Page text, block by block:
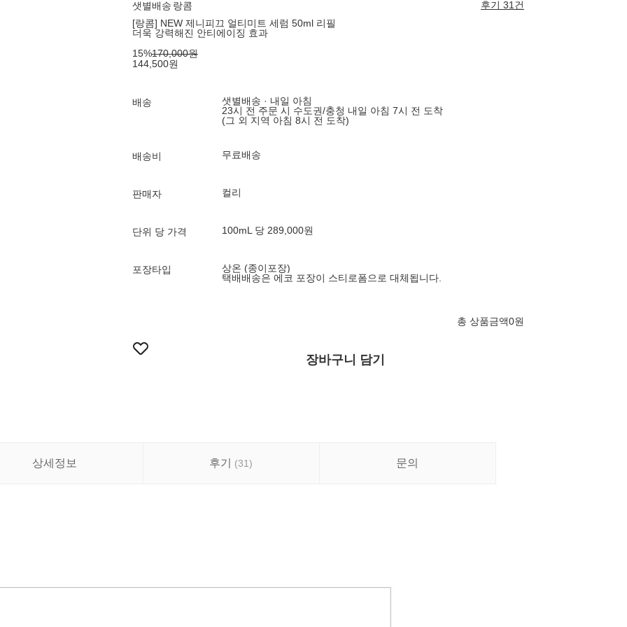
샛별배송 랑콤
후기 31건
[랑콤] NEW 제니피끄 얼티미트 세럼 50ml 리필
더욱 강력해진 안티에이징 효과
15%170,000원
144,500원
배송
샛별배송 · 내일 아침
23시 전 주문 시 수도권/충청 내일 아침 7시 전 도착
(그 외 지역 아침 8시 전 도착)
배송비 무료배송
판매자 컬리
단위 당 가격 100mL 당 289,000원
포장타입
상온 (종이포장)
택배배송은 에코 포장이 스티로폼으로 대체됩니다.
총 상품금액0원
장바구니 담기
상세정보 후기 (31) 문의